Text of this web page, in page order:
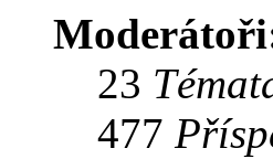
23
477